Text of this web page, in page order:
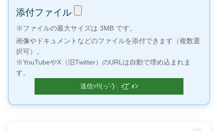
添付ファイル
※ファイルの最大サイズは 3MB です。
画像やドキュメントなどのファイルを添付できます（複数選
択可）。
※YouTubeやX（旧Twitter）のURLは自動で埋め込まれま
す。